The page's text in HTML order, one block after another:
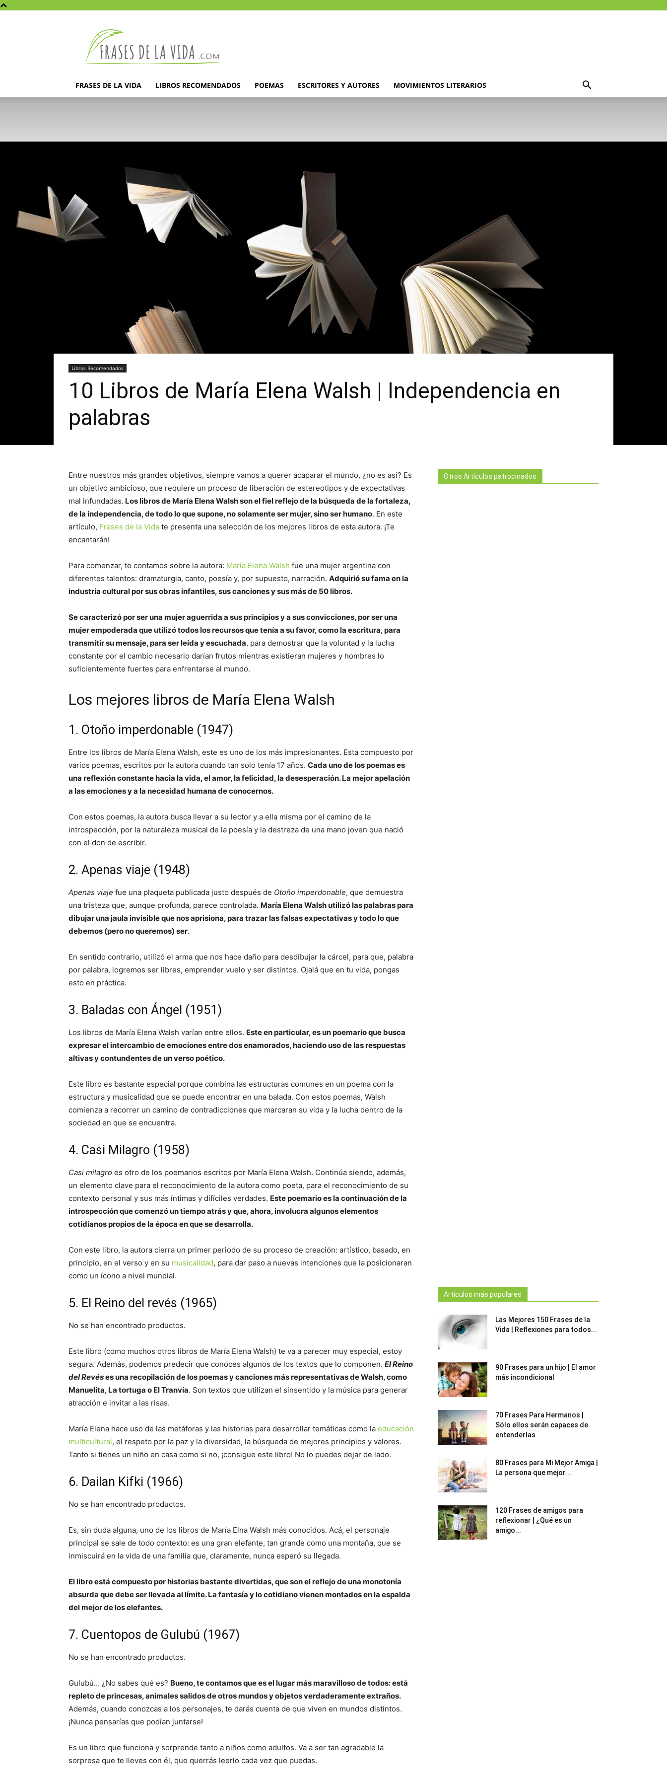
la
vida
FRASES DE LA VIDA LIBROS RECOMENDADOS POEMAS ESCRITORES Y AUTORES MOVIMIENTOS LITERARIOS
Libros Recomendados
10 Libros de María Elena Walsh | Independencia en
palabras
Entre nuestros más grandes objetivos, siempre vamos a querer acaparar el mundo, ¿no es así? Es
un objetivo ambicioso, que requiere un proceso de liberación de estereotipos y de expectativas
mal infundadas. Los libros de María Elena Walsh son el fiel reflejo de la búsqueda de la fortaleza,
de la independencia, de todo lo que supone, no solamente ser mujer, sino ser humano. En este
artículo, Frases de la Vida te presenta una selección de los mejores libros de esta autora. ¡Te
encantarán!
Para comenzar, te contamos sobre la autora: María Elena Walsh fue una mujer argentina con
diferentes talentos: dramaturgia, canto, poesía y, por supuesto, narración. Adquirió su fama en la
industria cultural por sus obras infantiles, sus canciones y sus más de 50 libros.
Se caracterizó por ser una mujer aguerrida a sus principios y a sus convicciones, por ser una
mujer empoderada que utilizó todos los recursos que tenía a su favor, como la escritura, para
transmitir su mensaje, para ser leída y escuchada, para demostrar que la voluntad y la lucha
constante por el cambio necesario darían frutos mientras existieran mujeres y hombres lo
suficientemente fuertes para enfrentarse al mundo.
Los mejores libros de María Elena Walsh
1. Otoño imperdonable (1947)
Entre los libros de María Elena Walsh, este es uno de los más impresionantes. Esta compuesto por
varios poemas, escritos por la autora cuando tan solo tenía 17 años. Cada uno de los poemas es
una reflexión constante hacia la vida, el amor, la felicidad, la desesperación. La mejor apelación
a las emociones y a la necesidad humana de conocernos.
Con estos poemas, la autora busca llevar a su lector y a ella misma por el camino de la
introspección, por la naturaleza musical de la poesía y la destreza de una mano joven que nació
con el don de escribir.
2. Apenas viaje (1948)
Apenas viaje fue una plaqueta publicada justo después de Otoño imperdonable, que demuestra
una tristeza que, aunque profunda, parece controlada. María Elena Walsh utilizó las palabras para
dibujar una jaula invisible que nos aprisiona, para trazar las falsas expectativas y todo lo que
debemos (pero no queremos) ser.
En sentido contrario, utilizó el arma que nos hace daño para desdibujar la cárcel, para que, palabra
por palabra, logremos ser libres, emprender vuelo y ser distintos. Ojalá que en tu vida, pongas
esto en práctica.
3. Baladas con Ángel (1951)
Los libros de María Elena Walsh varían entre ellos. Este en particular, es un poemario que busca
expresar el intercambio de emociones entre dos enamorados, haciendo uso de las respuestas
altivas y contundentes de un verso poético.
Este libro es bastante especial porque combina las estructuras comunes en un poema con la
estructura y musicalidad que se puede encontrar en una balada. Con estos poemas, Walsh
comienza a recorrer un camino de contradicciones que marcaran su vida y la lucha dentro de la
sociedad en que se encuentra.
4. Casi Milagro (1958)
Casi milagro es otro de los poemarios escritos por María Elena Walsh. Continúa siendo, además,
un elemento clave para el reconocimiento de la autora como poeta, para el reconocimiento de su
contexto personal y sus más íntimas y difíciles verdades. Este poemario es la continuación de la
introspección que comenzó un tiempo atrás y que, ahora, involucra algunos elementos
cotidianos propios de la época en que se desarrolla.
Con este libro, la autora cierra un primer periodo de su proceso de creación: artístico, basado, en
principio, en el verso y en su musicalidad, para dar paso a nuevas intenciones que la posicionaran
como un ícono a nivel mundial.
5. El Reino del revés (1965)
No se han encontrado productos.
Este libro (como muchos otros libros de María Elena Walsh) te va a parecer muy especial, estoy
segura. Además, podemos predecir que conoces algunos de los textos que lo componen. El Reino
del Revéses una recopilación de los poemas y canciones más representativas de Walsh, como
Manuelita, La tortuga o El Tranvía. Son textos que utilizan el sinsentido y la música para generar
atracción e invitar a las risas.
María Elena hace uso de las metáforas y las historias para desarrollar temáticas como la educación
multicultural, el respeto por la paz y la diversidad, la búsqueda de mejores principios y valores.
Tanto si tienes un niño en casa como si no, ¡consigue este libro! No lo puedes dejar de lado.
6. Dailan Kifki (1966)
No se han encontrado productos.
Es, sin duda alguna, uno de los libros de María Elna Walsh más conocidos. Acá, el personaje
principal se sale de todo contexto: es una gran elefante, tan grande como una montaña, que se
inmiscuirá en la vida de una familia que, claramente, nunca esperó su llegada.
El libro está compuesto por historias bastante divertidas, que son el reflejo de una monotonía
absurda que debe ser llevada al límite. La fantasía y lo cotidiano vienen montados en la espalda
del mejor de los elefantes.
7. Cuentopos de Gulubú (1967)
No se han encontrado productos.
Gulubú… ¿No sabes qué es? Bueno, te contamos que es el lugar más maravilloso de todos: está
repleto de princesas, animales salidos de otros mundos y objetos verdaderamente extraños.
Además, cuando conozcas a los personajes, te darás cuenta de que viven en mundos distintos.
¡Nunca pensarías que podían juntarse!
Es un libro que funciona y sorprende tanto a niños como adultos. Va a ser tan agradable la
sorpresa que te lleves con él, que querrás leerlo cada vez que puedas.
Otros Artículos patrocinados
Artículos más populares
Las Mejores 150 Frases de la
Vida | Reflexiones para todos...
90 Frases para un hijo | El amor
más incondicional
70 Frases Para Hermanos |
Sólo ellos serán capaces de
entenderlas
80 Frases para Mi Mejor Amiga |
La persona que mejor...
120 Frases de amigos para
reflexionar | ¿Qué es un
amigo...